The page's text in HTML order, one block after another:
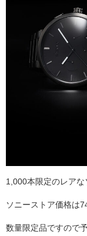
1,000本限定のレアな
ソニーストア価格は
数量限定品ですので